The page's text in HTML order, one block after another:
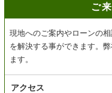
ご
現地へのご案内やローンの
を解決する事ができます。
ます。
アクセス